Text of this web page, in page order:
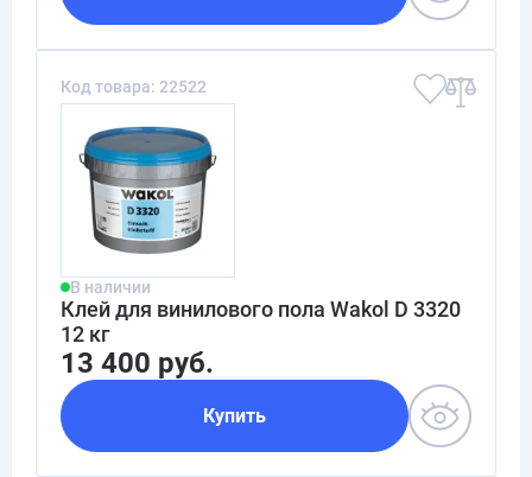
Код товара: 22522
В наличии
Клей для винилового пола Wakol D 3320
12 кг
13 400 руб.
Купить